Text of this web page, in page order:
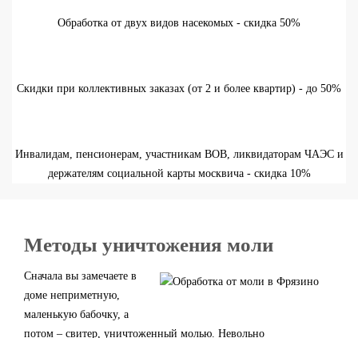
Обработка от двух видов насекомых - скидка 50%
Скидки при коллективных заказах (от 2 и более квартир) - до 50%
Инвалидам, пенсионерам, участникам ВОВ, ликвидаторам ЧАЭС и
держателям социальной карты москвича - скидка 10%
Методы уничтожения моли
Сначала вы замечаете в
доме неприметную,
маленькую бабочку, а
потом – свитер, уничтоженный молью. Невольно